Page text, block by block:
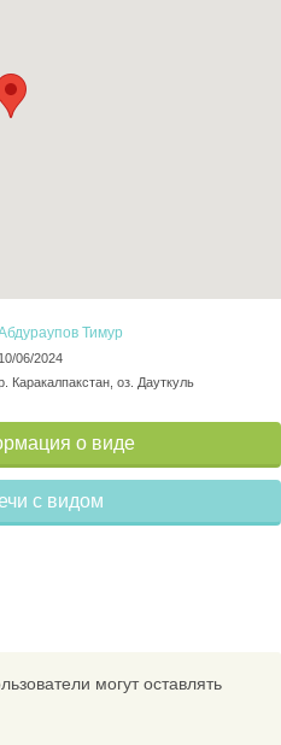
Тимур
10/06/2024
Каракалпакстан, оз. Дауткуль
о виде
с видом
могут оставлять